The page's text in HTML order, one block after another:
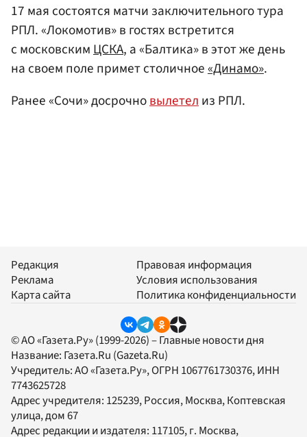
17 мая состоятся матчи заключительного тура
РПЛ. «Локомотив» в гостях встретится
с московскимЦСКА, а «Балтика» в этот же день
на своем поле примет столичное«Динамо».
Ранее «Сочи» досрочновылетелиз РПЛ.
Редакция
Реклама
Карта сайта
Правовая информация
Условия использования
Политика конфиденциальности
© АО «Газета.Ру» (1999-2026) – Главные новости дня
Название: Газета.Ru (Gazeta.Ru)
Учредитель:АО «Газета.Ру», ОГРН 1067761730376, ИНН
7743625728
Адрес учредителя: 125239, Россия, Москва, Коптевская
улица, дом 67
Адрес редакции и издателя: 117105, г. Москва,